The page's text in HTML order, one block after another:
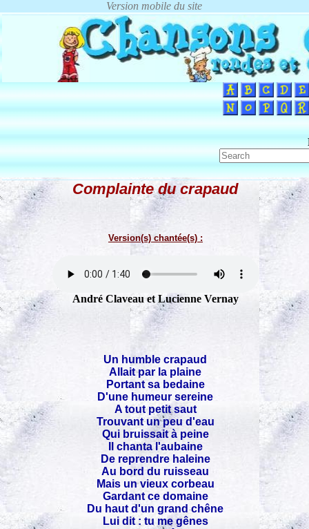
Complainte du crapaud
Version(s) chantée(s) :
André Claveau et Lucienne Vernay
Un humble crapaud
Allait par la plaine
Portant sa bedaine
D'une humeur sereine
A tout petit saut
Trouvant un peu d'eau
Qui bruissait à peine
Il chanta l'aubaine
De reprendre haleine
Au bord du ruisseau
Mais un vieux corbeau
Gardant ce domaine
Du haut d'un grand chêne
Lui dit : tu me gênes